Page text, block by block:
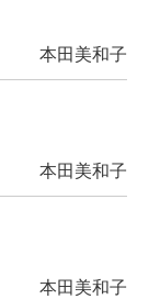
本田美和子
本田美和子
本田美和子